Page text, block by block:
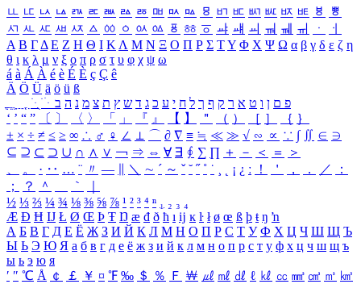
ㅥ ㅦ ㅧ ㅨ ㅩ ㅪ ㅫ ㅬ ㅭ ㅮ ㅯ ㅰ ㅱ ㅲ ㅳ ㅴ ㅵ ㅶ ㅷ ㅸ
ㅹ
ㅺ ㅻ ㅼ ㅽ ㅾ ㅿ ㆀ ㆁ ㆂ ㆃ ㆄ ㆅ ㆆ ㆇ ㆈ ㆉ ㆊ ㆋ ㆌ ㆍ
ㆎ
Α Β ΓΔ Ε Ζ Η Θ Ι ΚΛ Μ Ν Ξ Ο Π Ρ Σ ΤΥ Φ Χ Ψ Ω α β γ δ ε ζ η
θ ι κ λ μ ν ξ ο π ρ σ τ υ φ χ ψ ω
á à Á À é è É È ç Ç ê
Ä Ö Ü ä ö ü ß
ִֶֹ ֻּ ׁׂ פ ם ן ו ט א ר ק ף ך ל ח י ע כ ג ד ש ץ ת צ מ נ ה ב
‘ ’ “ ” 〔 〕 〈 〉 「 」 『 』 【 】 ＂ （ ） ［ ］ ｛ ｝
± × ÷ ≠ ≤ ≥ ∞ ∴ ♂ ♀ ∠ ⊥ ⌒ ∂ ∇ ≡ ≒ ≪ ≫ √ ∽ ∝ ∵ ∫ ∬ ∈ ∋
⊆ ⊇ ⊂ ⊃ ∪ ∩ ∧ ∨ ￢ ⇒ ⇔ ∀ ∃ ∮ ∑ ∏ ＋ － ＜ ＝
＞
、
。 · ‥ … ¨ 〃 ― ＼ ∼ ´ ～ ˇ ˘ ˝ ˚ ˙ ¸ ¡ ¿ ː ！ ＇ ， ． ／
：
；
？ ＾ ｀
½ ⅓ ⅔ ¼ ¾ ⅛ ⅜ ⅝ ⅞ ¹ ² ³ ⁴ ⁿ ₁ ₂ ₃ ₄
Æ Ð Ħ Ĳ Ł Ø Œ Þ Ŧ Ŋ æ đ ð ħ ı ĳ ĸ ŀ ł ø œ ß þ ŧ ŋ ŉ
А Б В Г Д Е Ё Ж З И Й К Л М Н О П Р С Т У Ф Х Ц Ч Ш Щ Ъ
Ы Ь Э Ю Я а б в г д е ё ж з и й к л м н о п р с т у ф х ц ч ш щ ъ
ы ь э ю я
′ ″ ℃ Å ￠ ￡ ￥ ¤ ℉ ‰ ＄ ％ Ｆ ￦ ㎕ ㎖ ㎗ ℓ ㎘ ㏄ ㎣ ㎤ ㎥ ㎦